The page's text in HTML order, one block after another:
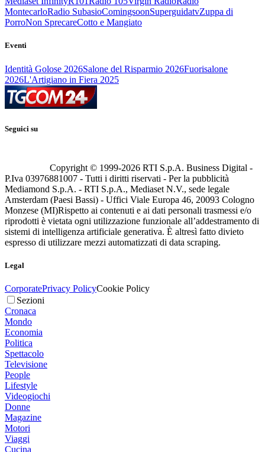
MontecarloRadio SubasioComingsoonSuperguidatvZuppa di
PorroNon SprecareCotto e Mangiato
Eventi
Identità Golose 2026Salone del Risparmio 2026Fuorisalone
2026L'Artigiano in Fiera 2025
Seguici su
Copyright © 1999-2026 RTI S.p.A. Business Digital -
P.Iva 03976881007 - Tutti i diritti riservati - Per la pubblicità
Mediamond S.p.A. - RTI S.p.A., Mediaset N.V., sede legale
Amsterdam (Paesi Bassi) - Uffici Viale Europa 46, 20093 Cologno
Monzese (MI)Rispetto ai contenuti e ai dati personali trasmessi e/o
riprodotti è vietata ogni utilizzazione funzionale all’addestramento di
sistemi di intelligenza artificiale generativa. È altresì fatto divieto
espresso di utilizzare mezzi automatizzati di data scraping.
Legal
CorporatePrivacy PolicyCookie Policy
Sezioni
Cronaca
Mondo
Economia
Politica
Spettacolo
Televisione
People
Lifestyle
Videogiochi
Donne
Magazine
Motori
Viaggi
Cucina